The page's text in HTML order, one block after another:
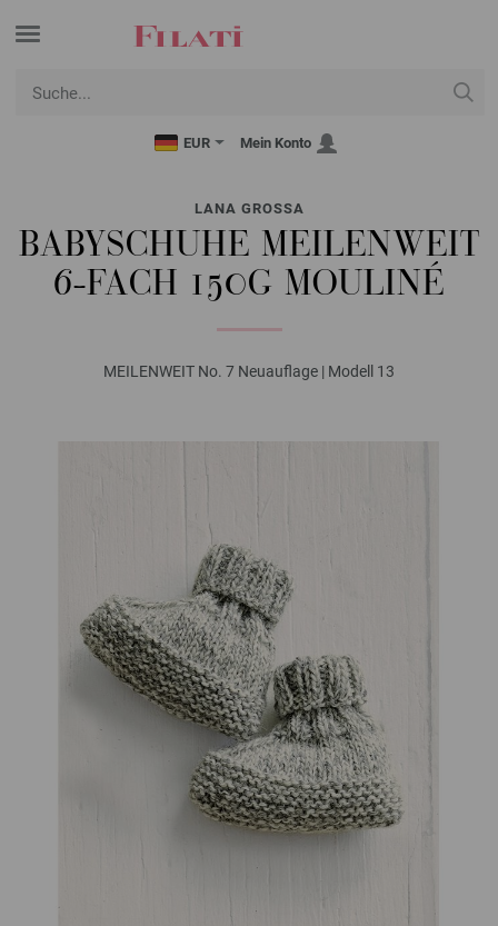
EUR Mein Konto
LANA GROSSA
BABYSCHUHE MEILENWEIT
6-FACH 150G MOULINÉ
MEILENWEIT No. 7 Neuauflage | Modell 13